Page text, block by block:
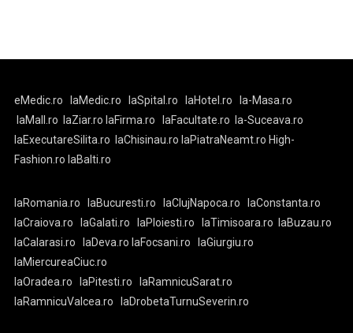
eMedic.ro laMedic.ro laSpital.ro laHotel.ro
la-Masa.ro
laMall.ro
laZiar.ro laFirma.ro laFacultate.ro
la-Suceava.ro
laExecutareSilita.ro
laChisinau.ro laPiatraNeamt.ro High-
Fashion.ro laBalti.ro
laRomania.ro laBucuresti.ro laClujNapoca.ro
laConstanta.ro
laCraiova.ro
laGalati.ro laPloiesti.ro laTimisoara.ro
laBuzau.ro
laCalarasi.ro
laDeva.ro laFocsani.ro
laGiurgiu.ro
laMiercureaCiuc.ro
laOradea.ro
laPitesti.ro
laRamnicuSarat.ro
laRamnicuValcea.ro
laDrobetaTurnuSeverin.ro